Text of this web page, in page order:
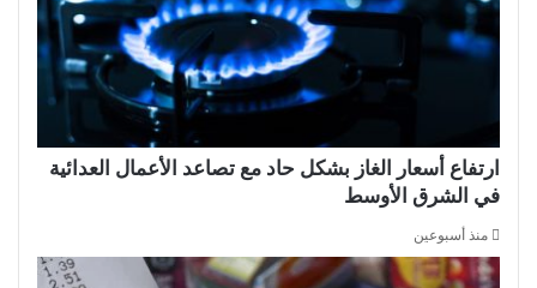
ارتفاع أسعار الغاز بشكل حاد مع تصاعد الأعمال العدائية
في الشرق الأوسط
منذ أسبوعين